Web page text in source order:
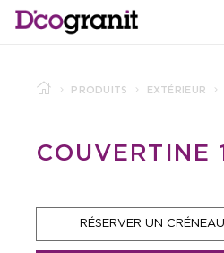
PRODUITS EXTÉRIEUR
COUVERTINE
RÉSERVER UN